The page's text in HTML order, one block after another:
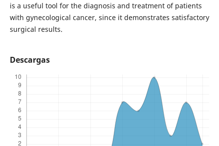
is a useful tool for the diagnosis and treatment of patients
with gynecological cancer, since it demonstrates satisfactory
surgical results.
Descargas